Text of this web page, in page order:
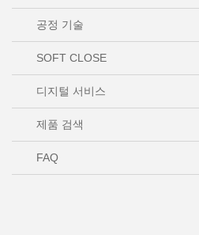
공정 기술
SOFT CLOSE
디지털 서비스
제품 검색
FAQ